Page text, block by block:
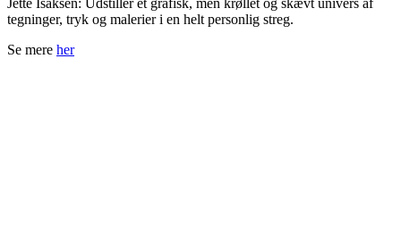
tegninger, tryk og malerier i en helt personlig streg.
Se mere her